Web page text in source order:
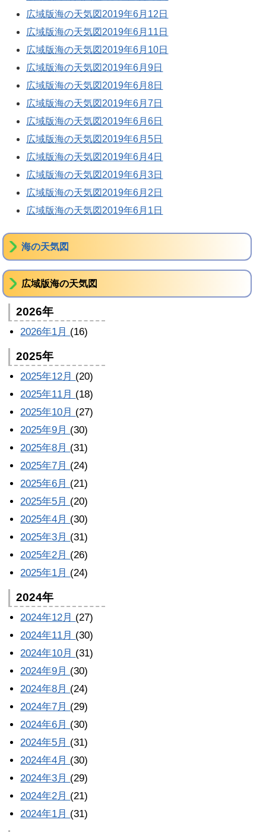
広域版海の天気図2019年6月12日
広域版海の天気図2019年6月11日
広域版海の天気図2019年6月10日
広域版海の天気図2019年6月9日
広域版海の天気図2019年6月8日
広域版海の天気図2019年6月7日
広域版海の天気図2019年6月6日
広域版海の天気図2019年6月5日
広域版海の天気図2019年6月4日
広域版海の天気図2019年6月3日
広域版海の天気図2019年6月2日
広域版海の天気図2019年6月1日
海の天気図
広域版海の天気図
2026年
2026年1月 (16)
2025年
2025年12月 (20)
2025年11月 (18)
2025年10月 (27)
2025年9月 (30)
2025年8月 (31)
2025年7月 (24)
2025年6月 (21)
2025年5月 (20)
2025年4月 (30)
2025年3月 (31)
2025年2月 (26)
2025年1月 (24)
2024年
2024年12月 (27)
2024年11月 (30)
2024年10月 (31)
2024年9月 (30)
2024年8月 (24)
2024年7月 (29)
2024年6月 (30)
2024年5月 (31)
2024年4月 (30)
2024年3月 (29)
2024年2月 (21)
2024年1月 (31)